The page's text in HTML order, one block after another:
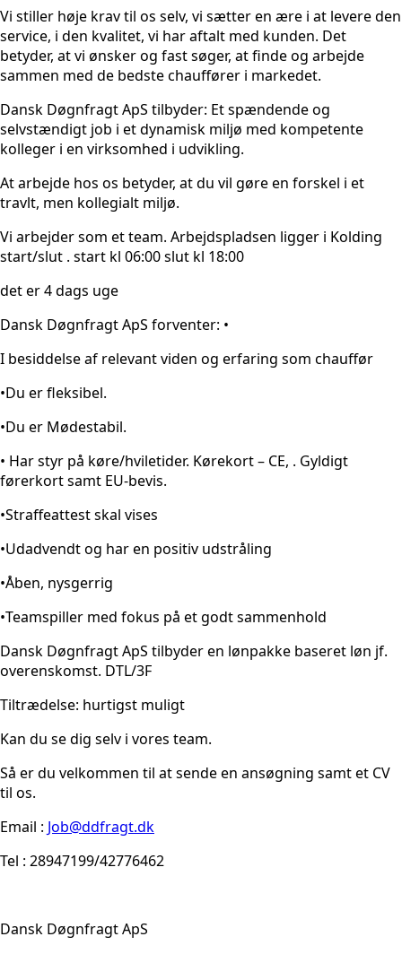
Vi stiller høje krav til os selv, vi sætter en ære i at levere den
service, i den kvalitet, vi har aftalt med kunden. Det
betyder, at vi ønsker og fast søger, at finde og arbejde
sammen med de bedste chauffører i markedet.
Dansk Døgnfragt ApS tilbyder: Et spændende og
selvstændigt job i et dynamisk miljø med kompetente
kolleger i en virksomhed i udvikling.
At arbejde hos os betyder, at du vil gøre en forskel i et
travlt, men kollegialt miljø.
Vi arbejder som et team. Arbejdspladsen ligger i Kolding
start/slut . start kl 06:00 slut kl 18:00
det er 4 dags uge
Dansk Døgnfragt ApS forventer: •
I besiddelse af relevant viden og erfaring som chauffør
•Du er fleksibel.
•Du er Mødestabil.
• Har styr på køre/hviletider. Kørekort – CE, . Gyldigt
førerkort samt EU-bevis.
•Straffeattest skal vises
•Udadvendt og har en positiv udstråling
•Åben, nysgerrig
•Teamspiller med fokus på et godt sammenhold
Dansk Døgnfragt ApS tilbyder en lønpakke baseret løn jf.
overenskomst. DTL/3F
Tiltrædelse: hurtigst muligt
Kan du se dig selv i vores team.
Så er du velkommen til at sende en ansøgning samt et CV
til os.
Email : Job@ddfragt.dk
Tel : 28947199/42776462
Dansk Døgnfragt ApS